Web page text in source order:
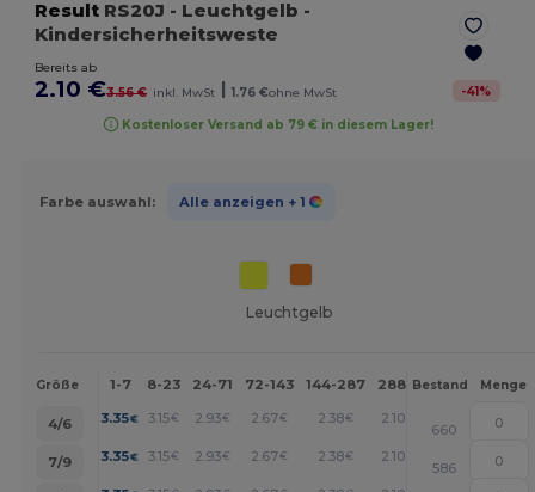
Result RS20J - Leuchtgelb -
Kindersicherheitsweste
Bereits ab
2.10 €3.56 € inkl. MwSt | 1.76 €ohne MwSt -41%
Kostenloser Versand ab 79 € in diesem Lager!
Farbe auswahl: Alle anzeigen + 1
Leuchtgelb
Größe 1-7 8-23 24-71 72-143 144-287 288 + Mehr
Bestand Menge
4/6 3.35€ 3.15€ 2.93€ 2.67€ 2.38€ 2.10 +
660
7/9
3.35€ 3.15€ 2.93€ 2.67€ 2.38€ 2.10 +
586